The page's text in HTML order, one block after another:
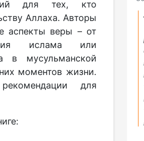
для тех, кто
Аллаха. Авторы
аспекты веры – от
ислама или
в мусульманской
моментов жизни.
для